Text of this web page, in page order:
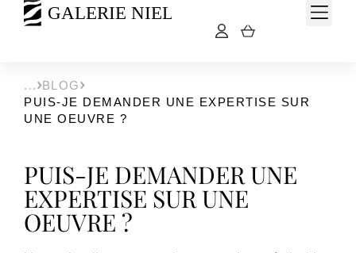
BLOG
PUIS-JE DEMANDER UNE EXPERTISE SUR
UNE OEUVRE ?
PUIS-JE DEMANDER UNE
EXPERTISE SUR UNE
OEUVRE ?